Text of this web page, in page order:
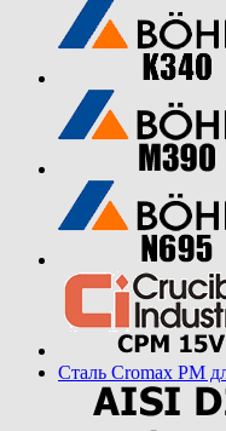
Сталь Cromax PM